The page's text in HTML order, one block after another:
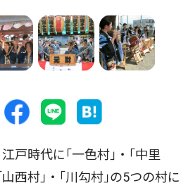
戸時代に｢一色村｣・｢中里
西村｣・｢川勾村｣の5つの村に